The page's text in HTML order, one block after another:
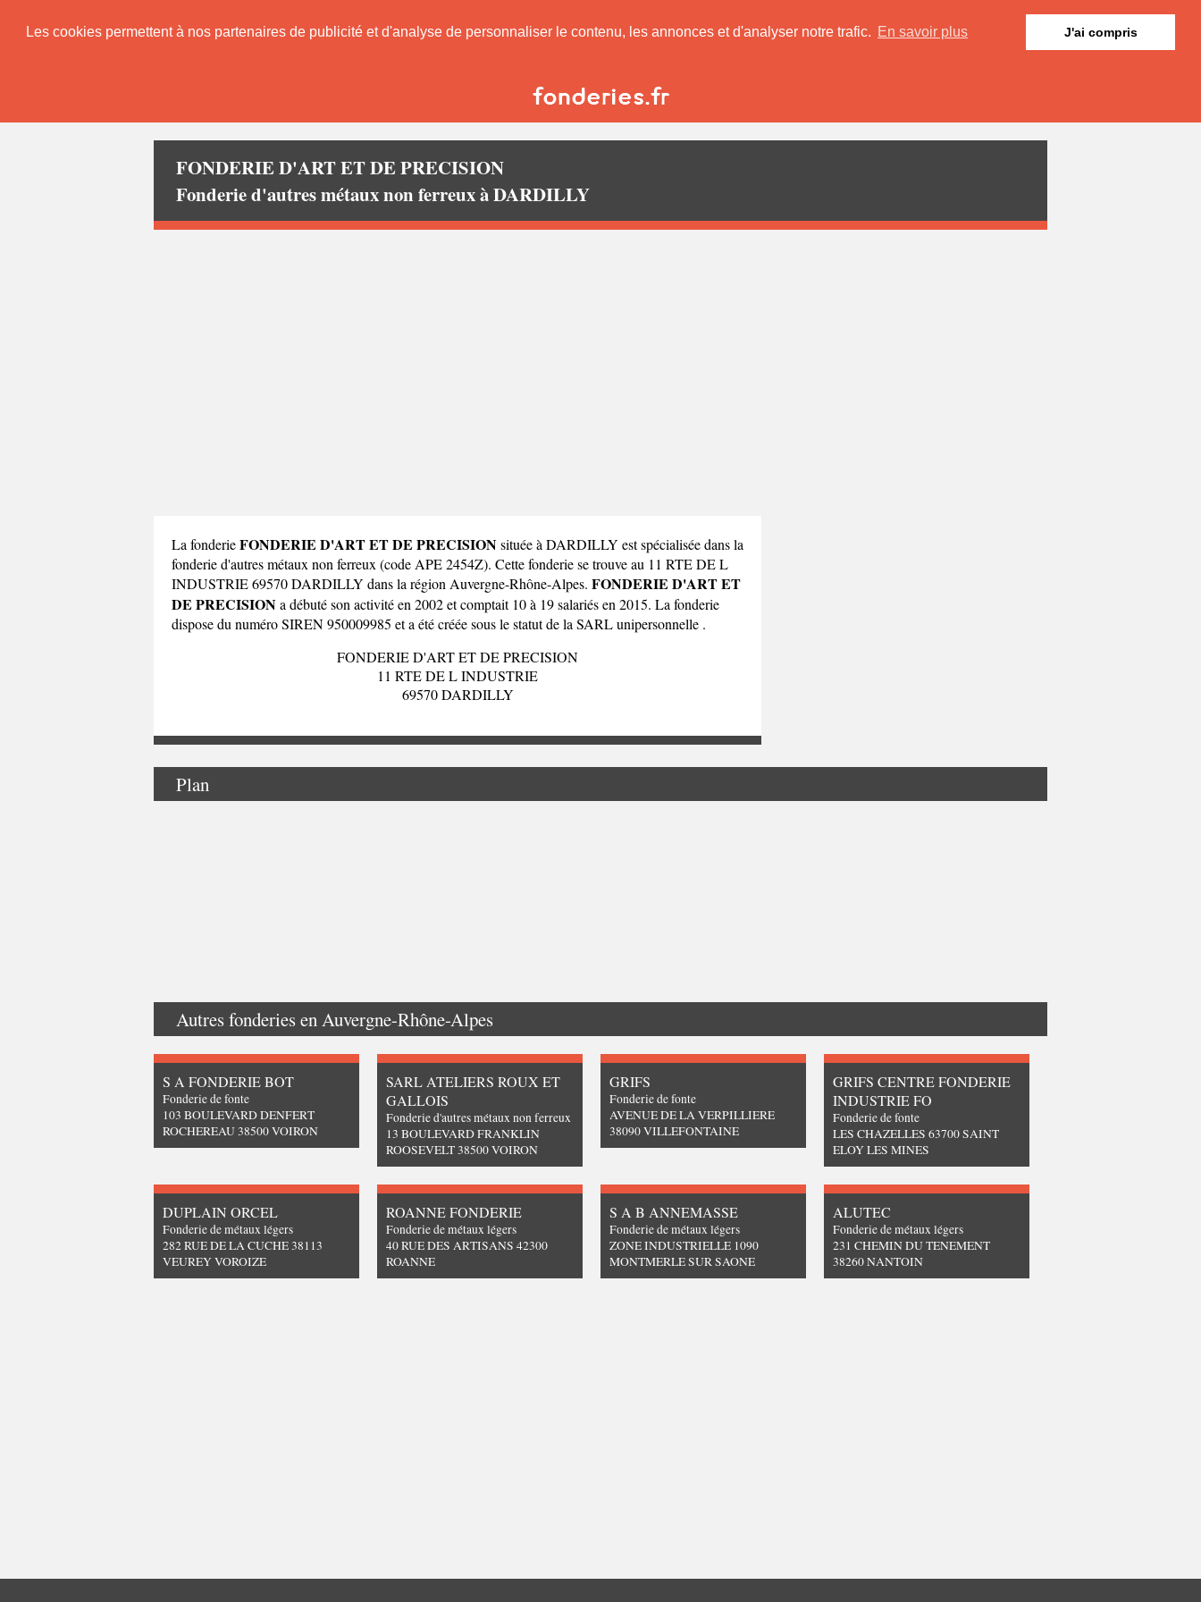
Les cookies permettent à nos partenaires de publicité et d'analyse de personnaliser le contenu, les annonces et d'analyser notre trafic. En savoir plus J'ai compris
FONDERIE D'ART ET DE PRECISION
Fonderie d'autres métaux non ferreux à DARDILLY
La fonderieFONDERIE D'ART ET DE PRECISIONsituée à DARDILLY est spécialisée dans la
fonderie d'autres métaux non ferreux (code APE 2454Z). Cette fonderie se trouve au 11 RTE DE L
INDUSTRIE 69570 DARDILLY dans la région Auvergne-Rhône-Alpes. FONDERIE D'ART ET
DE PRECISIONa débuté son activité en 2002 et comptait 10 à 19 salariés en 2015. La fonderie
dispose du numéro SIREN 950009985 et a été créée sous le statut de la SARL unipersonnelle .
FONDERIE D'ART ET DE PRECISION
11 RTE DE L INDUSTRIE
69570 DARDILLY
Plan
Autres fonderies en Auvergne-Rhône-Alpes
S A FONDERIE BOT
Fonderie de fonte
103 BOULEVARD DENFERT
ROCHEREAU 38500 VOIRON
SARL ATELIERS ROUX ET
GALLOIS
Fonderie d'autres métaux non ferreux
13 BOULEVARD FRANKLIN
ROOSEVELT 38500 VOIRON
GRIFS
Fonderie de fonte
AVENUE DE LA VERPILLIERE
38090 VILLEFONTAINE
GRIFS CENTRE FONDERIE
INDUSTRIE FO
Fonderie de fonte
LES CHAZELLES 63700 SAINT
ELOY LES MINES
DUPLAIN ORCEL
Fonderie de métaux légers
282 RUE DE LA CUCHE 38113
VEUREY VOROIZE
ROANNE FONDERIE
Fonderie de métaux légers
40 RUE DES ARTISANS 42300
ROANNE
S A B ANNEMASSE
Fonderie de métaux légers
ZONE INDUSTRIELLE 1090
MONTMERLE SUR SAONE
ALUTEC
Fonderie de métaux légers
231 CHEMIN DU TENEMENT
38260 NANTOIN